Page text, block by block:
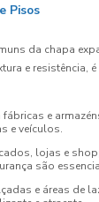
Pisos
da chapa
e resistência,
fábricas e
e veículos.
lojas e
são
e áreas de